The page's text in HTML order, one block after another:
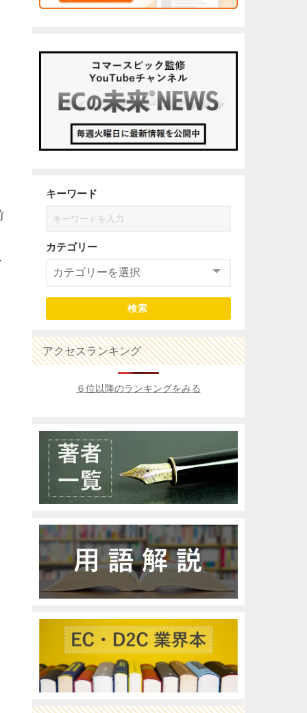
キーワード
カテゴリー
検索
アクセスランキング
６位以降のランキングをみる